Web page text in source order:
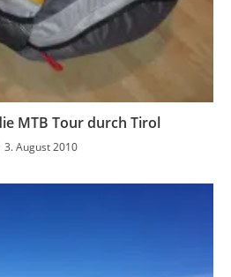
MTB Tour durch Tirol
3. August 2010